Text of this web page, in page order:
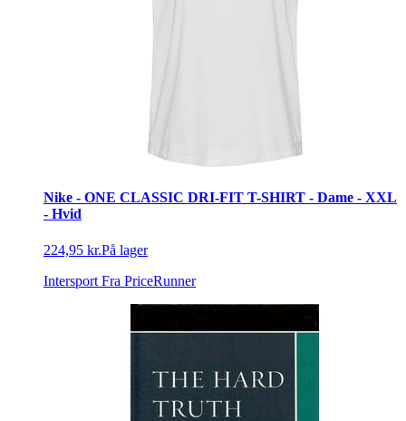
Nike - ONE CLASSIC DRI-FIT T-SHIRT - Dame - XXL
- Hvid
224,95 kr.På lager
Intersport Fra PriceRunner